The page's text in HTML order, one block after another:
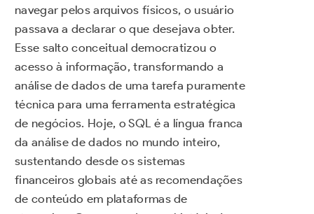
navegar pelos arquivos físicos, o usuário
passava a declarar o que desejava obter.
Esse salto conceitual democratizou o
acesso à informação, transformando a
análise de dados de uma tarefa puramente
técnica para uma ferramenta estratégica
de negócios. Hoje, o SQL é a língua franca
da análise de dados no mundo inteiro,
sustentando desde os sistemas
financeiros globais até as recomendações
de conteúdo em plataformas de